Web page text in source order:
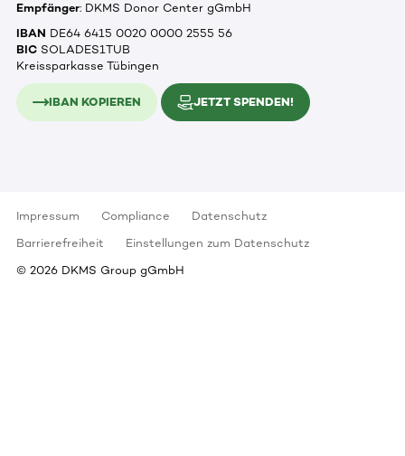
Empfänger: DKMS Donor Center gGmbH
IBAN DE64 6415 0020 0000 2555 56
BIC SOLADES1TUB
Kreissparkasse Tübingen
IBAN KOPIEREN JETZT SPENDEN!
Impressum Compliance
Datenschutz
Barrierefreiheit
Einstellungen zum Datenschutz
© 2026 DKMS Group gGmbH